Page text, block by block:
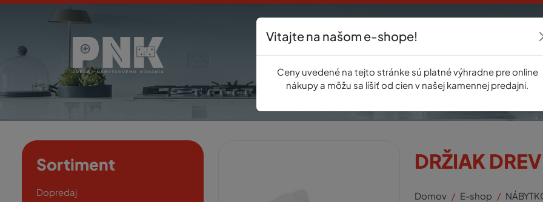
AkcieE-shopRegistráciaNovinkyO násPredajňa
Sortiment
Dopredaj
DRŽIAK
Domov E-shop
Vitajte na našom e-shope!
Ceny uvedené na tejto stránke sú platné výhradne pre online
nákupy a môžu sa líšiť od cien v našej kamennej predajni.